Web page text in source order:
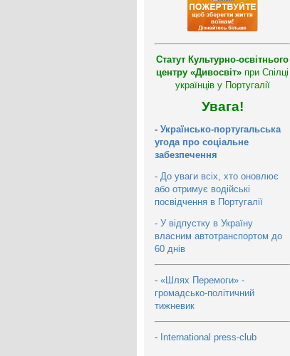
Статут Культурно-освітнього
центру «Дивосвіт» при Спілці
українців у Португалії
Увага!
- Українсько-португальська
угода про соціальне
забезпечення
- До уваги всіх, хто оновлює
або отримує водійські
посвідчення в Португалії
- У відпустку в Україну
власним автотранспортом до
60 днів
- «Шлях Перемоги» -
громадсько-політичний
тижневик
- International press-club